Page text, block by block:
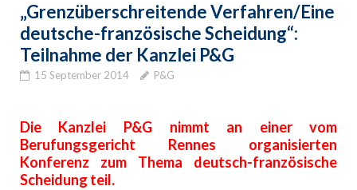
„Grenzüberschreitende Verfahren/Eine
deutsche-französische Scheidung“:
Teilnahme der Kanzlei P&G
15 September 2014 P&G
Die Kanzlei P&G nimmt an einer vom
Berufungsgericht Rennes organisierten
Konferenz zum Thema deutsch-französische
Scheidung teil.